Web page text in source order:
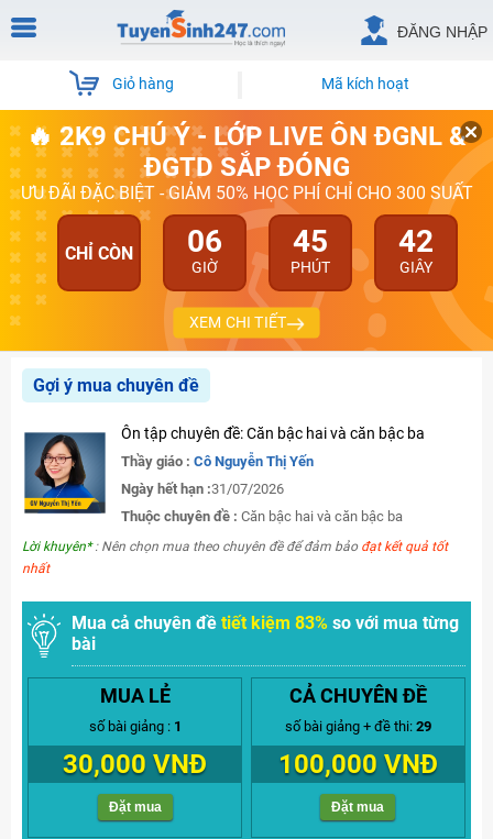
ĐĂNG NHẬP
Giỏ hàng Mã kích hoạt
🔥 2K9 CHÚ Ý - LỚP LIVE ÔN ĐGNL &
ĐGTD SẮP ĐÓNG
ƯU ĐÃI ĐẶC BIỆT - GIẢM 50% HỌC PHÍ CHỈ CHO 300 SUẤT
CHỈ CÒN 06
GIỜ
45
PHÚT
41
GIÂY
XEM CHI TIẾT
Gợi ý mua chuyên đề
Ôn tập chuyên đề: Căn bậc hai và căn bậc ba
Thầy giáo : Cô Nguyễn Thị Yến
Ngày hết hạn :31/07/2026
Thuộc chuyên đề : Căn bậc hai và căn bậc ba
Lời khuyên*: Nên chọn mua theo chuyên đề để đảm bảo đạt kết quả tốt
nhất
Mua cả chuyên đề tiết kiệm 83% so với mua từng
bài
MUA LẺ
số bài giảng : 1
30,000 VNĐ
Đặt mua
CẢ CHUYÊN ĐỀ
số bài giảng + đề thi: 29
100,000 VNĐ
Đặt mua